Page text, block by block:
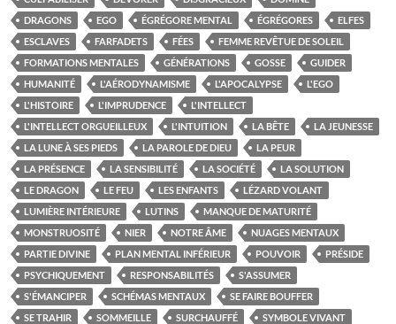
DRAGONS
EGO ÉGRÉGORE MENTAL ÉGRÉGORES
ELFES
ESCLAVES
FARFADETS FÉES
FEMME REVÊTUE DE SOLEIL
FORMATIONS MENTALES
GÉNÉRATIONS GOSSE
GUIDER
HUMANITÉ
L'AÉRODYNAMISME L'APOCALYPSE
L'EGO
L'HISTOIRE
L'IMPRUDENCE
L'INTELLECT
L'INTELLECT ORGUEILLEUX
L'INTUITION LA BÊTE
LA JEUNESSE
LA LUNE À SES PIEDS
LA PAROLE DE DIEU
LA PEUR
LA PRÉSENCE
LA SENSIBILITÉ LA SOCIÉTÉ
LA SOLUTION
LE DRAGON
LE FEU LES ENFANTS
LÉZARD VOLANT
LUMIÈRE INTÉRIEURE
LUTINS
MANQUE DE MATURITÉ
MONSTRUOSITÉ
NIER NOTRE ÂME
NUAGES MENTAUX
PARTIE DIVINE
PLAN MENTAL INFÉRIEUR POUVOIR
PRÉSIDE
PSYCHIQUEMENT
RESPONSABILITÉS
S'ASSUMER
S'ÉMANCIPER
SCHÉMAS MENTAUX
SE FAIRE BOUFFER
SE TRAHIR
SOMMEILLE SURCHAUFFÉ
SYMBOLE VIVANT